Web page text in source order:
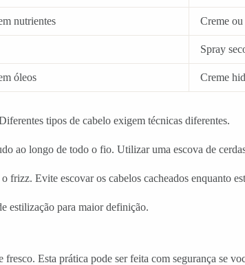
nutrientes Creme
Spray
óleos
Creme
tipos de cabelo exigem técnicas diferentes.
ao longo de todo o fio. Utilizar uma escova de
Evite escovar os cabelos cacheados enquanto
estilização para maior definição.
Esta prática pode ser feita com segurança se